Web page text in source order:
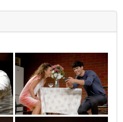
balkanski_spijun_6